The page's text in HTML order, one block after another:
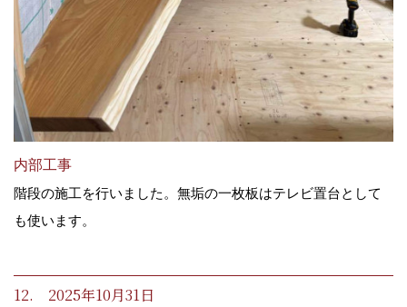
内部工事
階段の施工を行いました。無垢の一枚板はテレビ置台として
も使います。
12. 2025年10月31日